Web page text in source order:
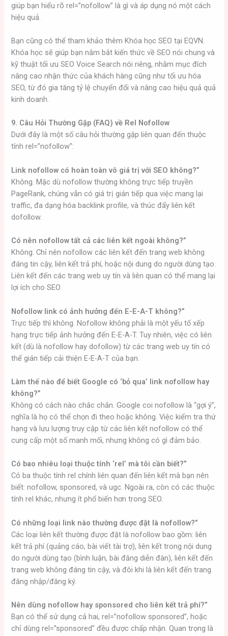
giúp bạn hiểu rõ rel=”nofollow” là gì và áp dụng nó một cách
hiệu quả.
Bạn cũng có thể tham khảo thêm Khóa học SEO tại EQVN.
Khóa học sẽ giúp bạn nắm bắt kiến ​​thức về SEO nói chung và
kỹ thuật tối ưu SEO Voice Search nói riêng, nhằm mục đích
nâng cao nhận thức của khách hàng cũng như tối ưu hóa
SEO, từ đó gia tăng tỷ lệ chuyển đổi và nâng cao hiệu quả quả
kinh doanh.
9. Câu Hỏi Thường Gặp (FAQ) về Rel Nofollow
Dưới đây là một số câu hỏi thường gặp liên quan đến thuộc
tính rel=”nofollow”:
Link nofollow có hoàn toàn vô giá trị với SEO không?”
Không. Mặc dù nofollow thường không trực tiếp truyền
PageRank, chúng vẫn có giá trị gián tiếp qua việc mang lại
traffic, đa dạng hóa backlink profile, và thúc đẩy liên kết
dofollow.
Có nên nofollow tất cả các liên kết ngoài không?”
Không. Chỉ nên nofollow các liên kết đến trang web không
đáng tin cậy, liên kết trả phí, hoặc nội dung do người dùng tạo.
Liên kết đến các trang web uy tín và liên quan có thể mang lại
lợi ích cho SEO.
Nofollow link có ảnh hưởng đến E-E-A-T không?”
Trực tiếp thì không. Nofollow không phải là một yếu tố xếp
hạng trực tiếp ảnh hưởng đến E-E-A-T. Tuy nhiên, việc có liên
kết (dù là nofollow hay dofollow) từ các trang web uy tín có
thể gián tiếp cải thiện E-E-A-T của bạn.
Làm thế nào để biết Google có ‘bỏ qua’ link nofollow hay
không?”
Không có cách nào chắc chắn. Google coi nofollow là “gợi ý”,
nghĩa là họ có thể chọn đi theo hoặc không. Việc kiểm tra thứ
hạng và lưu lượng truy cập từ các liên kết nofollow có thể
cung cấp một số manh mối, nhưng không có gì đảm bảo.
Có bao nhiêu loại thuộc tính ‘rel’ mà tôi cần biết?”
Có ba thuộc tính rel chính liên quan đến liên kết mà bạn nên
biết: nofollow, sponsored, và ugc. Ngoài ra, còn có các thuộc
tính rel khác, nhưng ít phổ biến hơn trong SEO.
Có những loại link nào thường được đặt là nofollow?”
Các loại liên kết thường được đặt là nofollow bao gồm: liên
kết trả phí (quảng cáo, bài viết tài trợ), liên kết trong nội dung
do người dùng tạo (bình luận, bài đăng diễn đàn), liên kết đến
trang web không đáng tin cậy, và đôi khi là liên kết đến trang
đăng nhập/đăng ký.
Nên dùng nofollow hay sponsored cho liên kết trả phí?”
Bạn có thể sử dụng cả hai, rel=”nofollow sponsored”, hoặc
chỉ dùng rel=”sponsored” đều được chấp nhận. Quan trọng là